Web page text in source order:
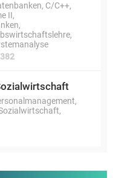
C/C++,
II,